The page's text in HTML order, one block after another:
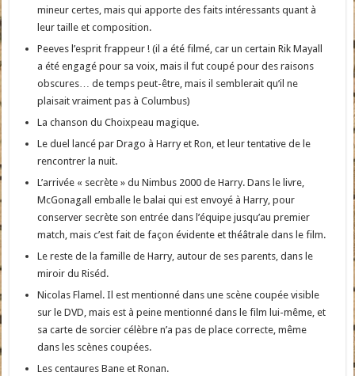
mineur certes, mais qui apporte des faits intéressants quant à
leur taille et composition.
Peeves l’esprit frappeur ! (il a été filmé, car un certain Rik Mayall
a été engagé pour sa voix, mais il fut coupé pour des raisons
obscures… de temps peut-être, mais il semblerait qu’il ne
plaisait vraiment pas à Columbus)
La chanson du Choixpeau magique.
Le duel lancé par Drago à Harry et Ron, et leur tentative de le
rencontrer la nuit.
L’arrivée « secrète » du Nimbus 2000 de Harry. Dans le livre,
McGonagall emballe le balai qui est envoyé à Harry, pour
conserver secrète son entrée dans l’équipe jusqu’au premier
match, mais c’est fait de façon évidente et théâtrale dans le film.
Le reste de la famille de Harry, autour de ses parents, dans le
miroir du Riséd.
Nicolas Flamel. Il est mentionné dans une scène coupée visible
sur le DVD, mais est à peine mentionné dans le film lui-même, et
sa carte de sorcier célèbre n’a pas de place correcte, même
dans les scènes coupées.
Les centaures Bane et Ronan.